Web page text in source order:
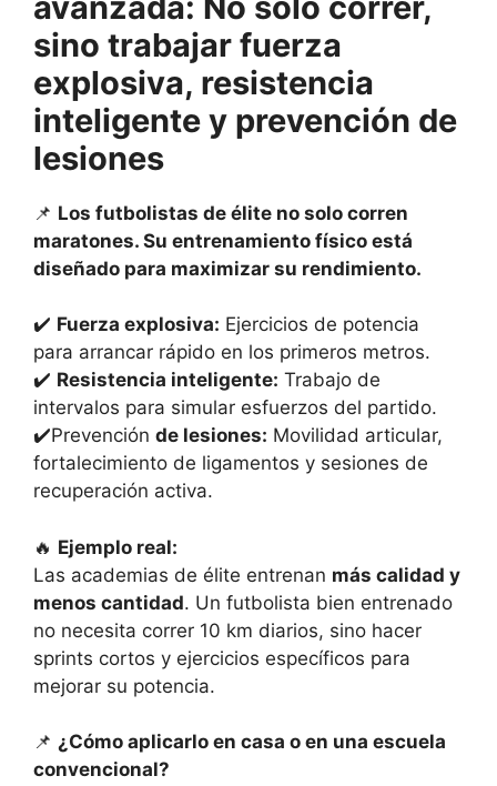
sino trabajar fuerza
explosiva, resistencia
inteligente y prevención de
lesiones
📌 Los futbolistas de élite no solo corren
maratones. Su entrenamiento físico está
diseñado para maximizar su rendimiento.
✔️ Fuerza explosiva: Ejercicios de potencia
para arrancar rápido en los primeros metros.
✔️ Resistencia inteligente: Trabajo de
intervalos para simular esfuerzos del partido.
✔️Prevención de lesiones: Movilidad articular,
fortalecimiento de ligamentos y sesiones de
recuperación activa.
🔥 Ejemplo real:
Las academias de élite entrenan más calidad y
menos cantidad. Un futbolista bien entrenado
no necesita correr 10 km diarios, sino hacer
sprints cortos y ejercicios específicos para
mejorar su potencia.
📌 ¿Cómo aplicarlo en casa o en una escuela
convencional?